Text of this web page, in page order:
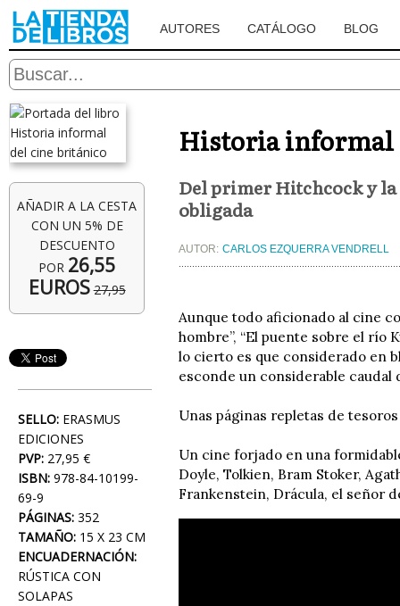
AUTORES CATÁLOGO BLOG
AÑADIR A LA CESTA
CON UN 5% DE
DESCUENTO
POR 26,55
EUROS 27,95
SELLO: ERASMUS
EDICIONES
PVP: 27,95 €
ISBN: 978-84-10199-
69-9
PÁGINAS: 352
TAMAÑO: 15 X 23 CM
ENCUADERNACIÓN:
RÚSTICA CON
SOLAPAS
Historia informal
Del primer Hitchcock y la
obligada
AUTOR: CARLOS EZQUERRA VENDRELL
Aunque todo aficionado al cine
hombre”, “El puente sobre el río
lo cierto es que considerado en
esconde un considerable caudal
Unas páginas repletas de
Un cine forjado en una
Doyle, Tolkien, Bram Stoker,
Frankenstein, Drácula, el señor